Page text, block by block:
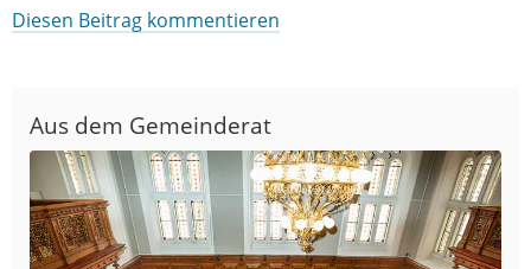
Diesen Beitrag kommentieren
Aus dem Gemeinderat